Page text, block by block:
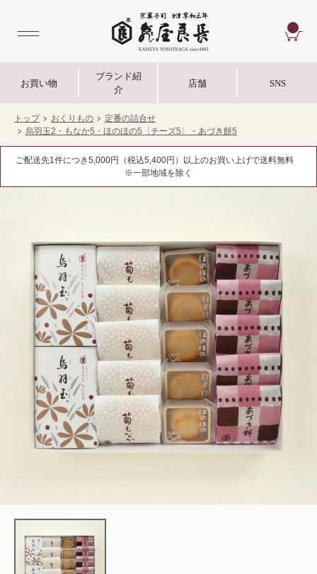
お買い物
ブランド紹
介
店舗 SNS
トップ おくりもの
定番の詰合せ
烏羽玉2・もなか5・ほのほの5〈チーズ5〉・あづき餅5
ご配送先1件につき5,000円（税込5,400円）以上のお買い上げで送料無料
※一部地域を除く